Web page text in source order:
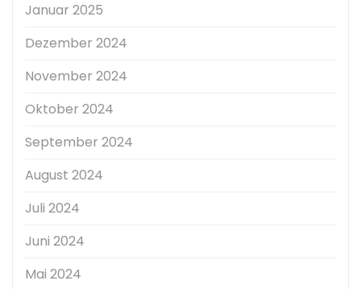
Januar 2025
Dezember 2024
November 2024
Oktober 2024
September 2024
August 2024
Juli 2024
Juni 2024
Mai 2024